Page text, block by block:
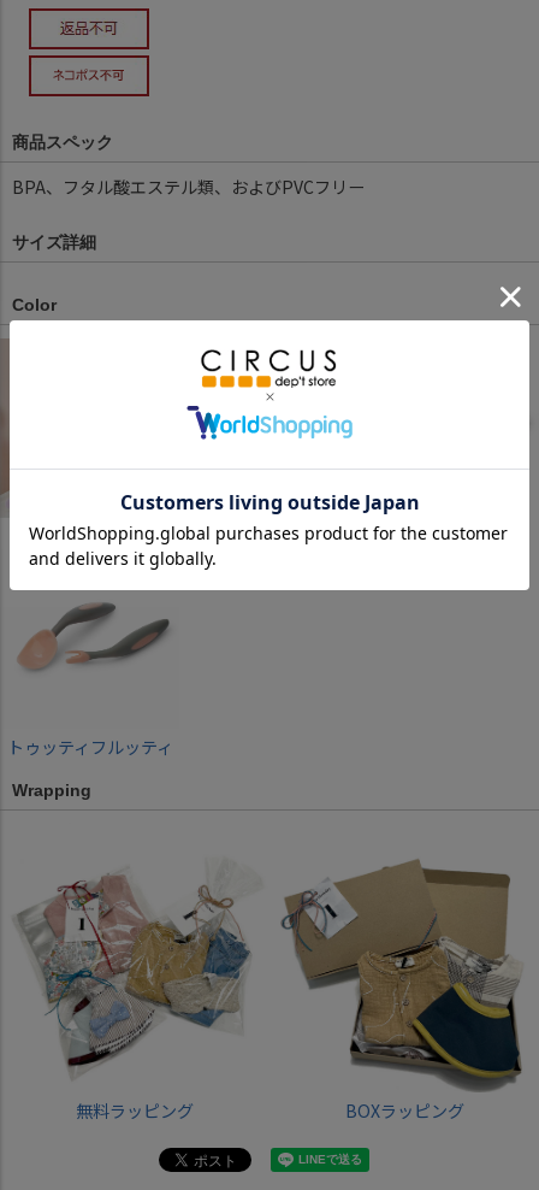
商品スペック
BPA、フタル酸エステル類、およびPVCフリー
サイズ詳細
Color
ボイセンベリー バブルガム ピスタチオ
トゥッティフルッティ
Wrapping
無料ラッピング BOXラッピング